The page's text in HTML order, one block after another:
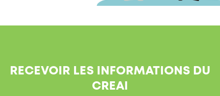
RECEVOIR LES INFORMATIONS DU
CREAI